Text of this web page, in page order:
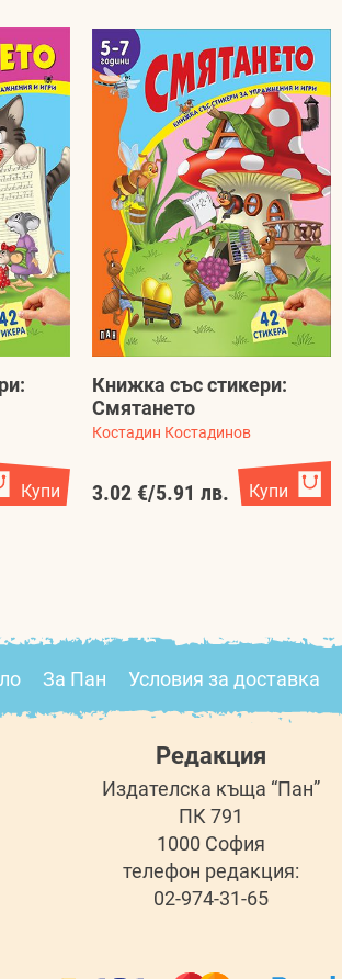
Купи
Книжка със стикери:
Смятането
Костадин Костадинов
3.02 €/5.91 лв. Купи
За Пан Условия за доставка
Редакция
Издателска къща “Пан”
ПК 791
1000 София
телефон редакция:
02-974-31-65